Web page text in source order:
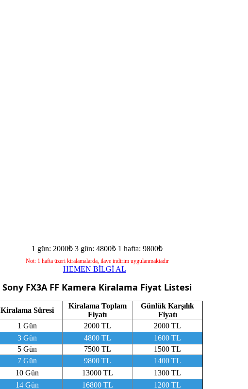
1 gün: 2000₺ 3 gün: 4800₺ 1 hafta: 9800₺
Not: 1 hafta üzeri kiralamalarda, ilave indirim uygulanmaktadır
HEMEN BİLGİ AL
Sony FX3A FF Kamera Kiralama Fiyat Listesi
Kiralama Süresi
Kiralama Toplam
Fiyatı
Günlük Karşılık
Fiyatı
1 Gün
2000 TL
2000 TL
3 Gün
4800 TL
1600 TL
5 Gün
7500 TL
1500 TL
7 Gün
9800 TL
1400 TL
10 Gün
13000 TL
1300 TL
14 Gün
16800 TL 1200 TL